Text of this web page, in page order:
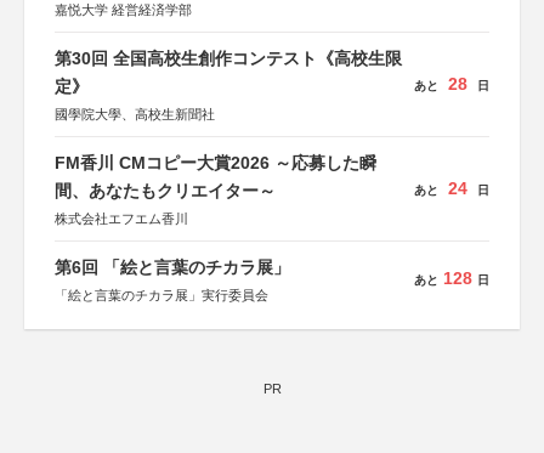
嘉悦大学 経営経済学部
第30回 全国高校生創作コンテスト《高校生限
定》
國學院大學、高校生新聞社
あと 28 日
FM香川 CMコピー大賞2026 ～応募した瞬
間、あなたもクリエイター～
株式会社エフエム香川
あと 24 日
第6回 「絵と言葉のチカラ展」
「絵と言葉のチカラ展」実行委員会
あと 128 日
PR